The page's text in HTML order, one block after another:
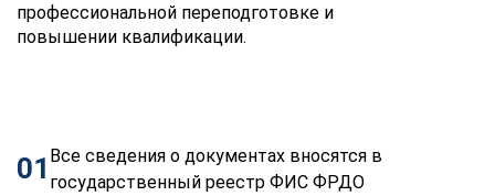
профессиональной переподготовке и
повышении квалификации.
01 Все сведения о документах вносятся в
государственный реестр ФИС ФРДО